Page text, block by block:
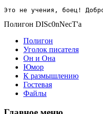
Это не учения, боец!
Полигон DISc0nNecT'a
Полигон
Уголок писателя
Он и Она
Юмор
К размышлению
Гостевая
Файлы